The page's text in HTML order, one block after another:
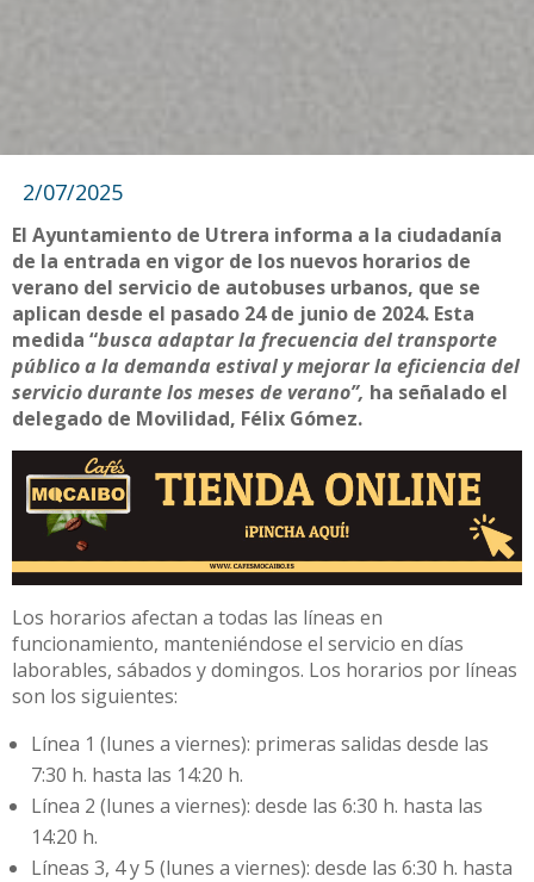
2/07/2025
El Ayuntamiento de Utrera informa a la ciudadanía
de la entrada en vigor de los nuevos horarios de
verano del servicio de autobuses urbanos, que se
aplican desde el pasado 24 de junio de 2024. Esta
medida “busca adaptar la frecuencia del transporte
público a la demanda estival y mejorar la eficiencia del
servicio durante los meses de verano”, ha señalado el
delegado de Movilidad, Félix Gómez.
Los horarios afectan a todas las líneas en
funcionamiento, manteniéndose el servicio en días
laborables, sábados y domingos. Los horarios por líneas
son los siguientes:
Línea 1 (lunes a viernes): primeras salidas desde las
7:30 h. hasta las 14:20 h.
Línea 2 (lunes a viernes): desde las 6:30 h. hasta las
14:20 h.
Líneas 3, 4 y 5 (lunes a viernes): desde las 6:30 h. hasta